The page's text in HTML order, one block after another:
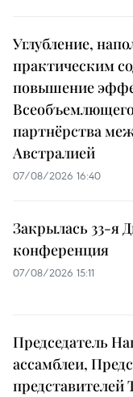
Углубление,
практическим
повышение
партнёрства
Австралией
07/08/2026 16:40
Закрылась 33-я
конференция
07/08/2026 15:11
Председатель
ассамблеи,
представителей